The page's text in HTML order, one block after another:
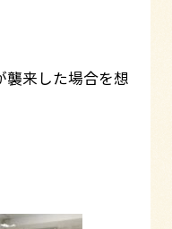
襲来した場合を想